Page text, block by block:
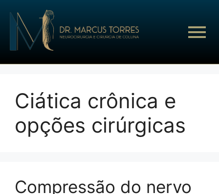
Ciática crônica e
opções cirúrgicas
Compressão do nervo